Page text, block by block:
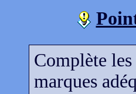
Complète
marques